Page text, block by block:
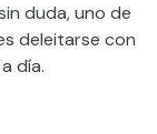
duda, uno de
deleitarse con
día.